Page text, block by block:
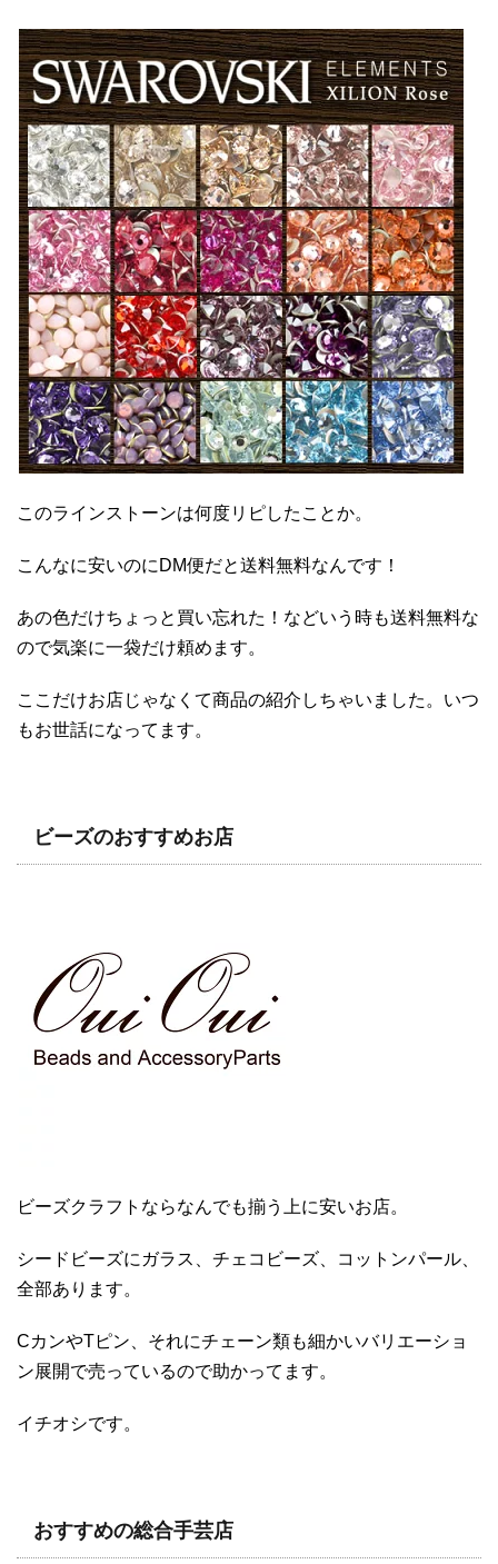
このラインストーンは何度リピしたことか。
こんなに安いのにDM便だと送料無料なんです！
あの色だけちょっと買い忘れた！などいう時も送料無料な
ので気楽に一袋だけ頼めます。
ここだけお店じゃなくて商品の紹介しちゃいました。いつ
もお世話になってます。
ビーズのおすすめお店
ビーズクラフトならなんでも揃う上に安いお店。
シードビーズにガラス、チェコビーズ、コットンパール、
全部あります。
CカンやTピン、それにチェーン類も細かいバリエーショ
ン展開で売っているので助かってます。
イチオシです。
おすすめの総合手芸店